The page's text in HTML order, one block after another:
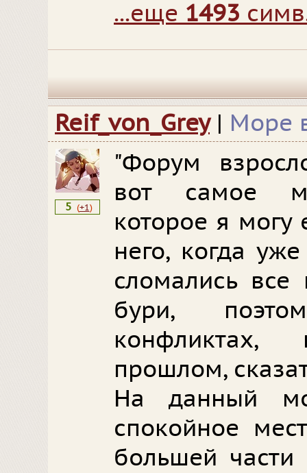
...еще 1493
Reif_von_Grey | Море
5 (+1)
"Форум
вот самое
которое я
него, когда
сломались все
бури,
прошлом,
На данный
спокойное
большей части